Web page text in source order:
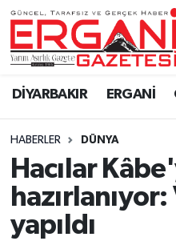
DİYARBAKIR ERGANİ
HABERLER DÜNYA
Hacılar
yapıldı
DİYARBAKIR
BİSMİL
BAĞLAR
ERGANİ
Güncel
Eği̇ti̇m
Resmi İlanlar
Ergani Nöbetçi
Ergani Hava Durumu
Ergani Trafik
Süper Lig Puan
Tüm Manşetler